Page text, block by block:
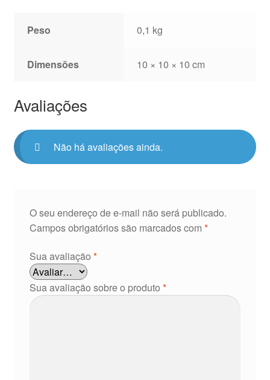
Peso 0,1 kg
Dimensões 10 × 10 × 10 cm
Avaliações
Não há avaliações ainda.
O seu endereço de e-mail não será publicado.
Campos obrigatórios são marcados com *
Sua avaliação *
Sua avaliação sobre o produto *